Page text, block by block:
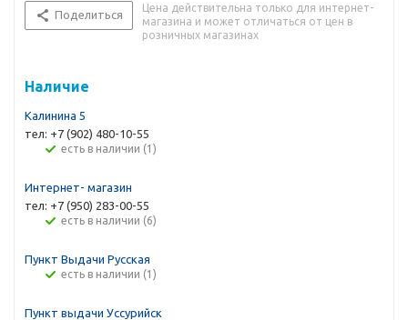
Поделиться
Цена действительна только для интернет-
магазина и может отличаться от цен в
розничных магазинах
Наличие
Калинина 5
тел: +7 (902) 480-10-55
Есть в наличии (1)
Интернет- магазин
тел: +7 (950) 283-00-55
Есть в наличии (6)
Пункт Выдачи Русская
Есть в наличии (1)
Пункт выдачи Уссурийск